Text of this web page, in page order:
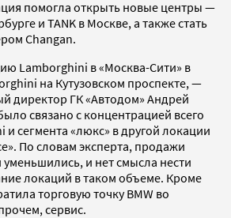
помогла открыть новые центры —
и TANK в Москве, а также стать
Changan.
Lamborghini в «Москва-Сити» в
на Кутузовском проспекте, —
директор ГК «Автодом» Андрей
связано с концентрацией всего
и сегмента «люкс» в другой локации
По словам эксперта, продажи
и нет смысла нести
локаций в таком объеме. Кроме
торговую точку BMW во
сервис.